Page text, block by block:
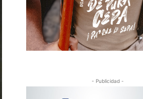
- Publicidad -